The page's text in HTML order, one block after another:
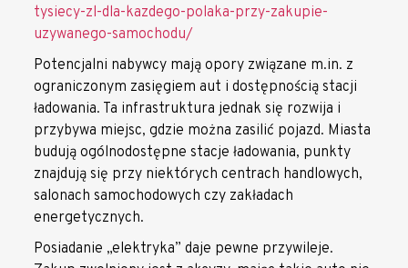
tysiecy-zl-dla-kazdego-polaka-przy-zakupie-
uzywanego-samochodu/
Potencjalni nabywcy mają opory związane m.in. z
ograniczonym zasięgiem aut i dostępnością stacji
ładowania. Ta infrastruktura jednak się rozwija i
przybywa miejsc, gdzie można zasilić pojazd. Miasta
budują ogólnodostępne stacje ładowania, punkty
znajdują się przy niektórych centrach handlowych,
salonach samochodowych czy zakładach
energetycznych.
Posiadanie „elektryka” daje pewne przywileje.